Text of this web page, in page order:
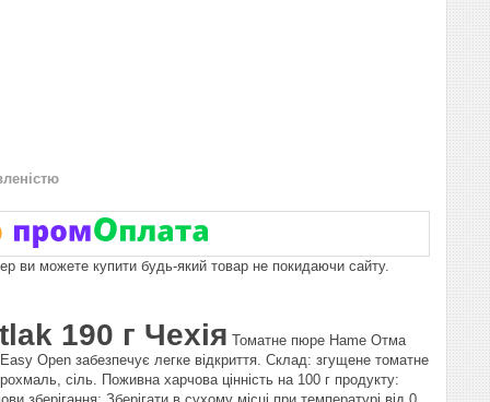
ви можете купити будь-який товар не покидаючи сайту.
190 г Чехія Томатне пюре Hame Отма
Open забезпечує легке відкриття. Склад: згущене томатне
сіль. Поживна харчова цінність на 100 г продукту: